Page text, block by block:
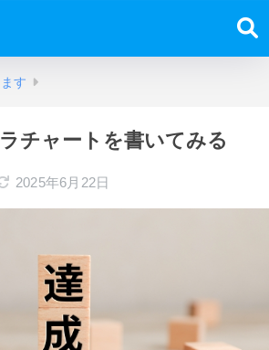
す
チャートを書いてみる
2025年6月22日